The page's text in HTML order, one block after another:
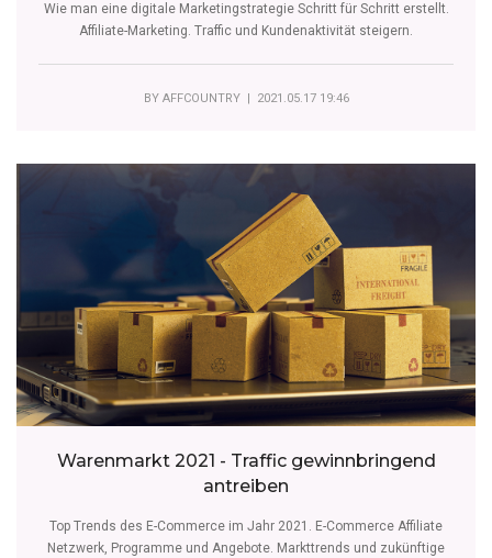
Wie man eine digitale Marketingstrategie Schritt für Schritt erstellt.
Affiliate-Marketing. Traffic und Kundenaktivität steigern.
BY AFFCOUNTRY| 2021.05.17 19:46
Warenmarkt 2021 - Traffic gewinnbringend
antreiben
Top Trends des E-Commerce im Jahr 2021. E-Commerce Affiliate
Netzwerk, Programme und Angebote. Markttrends und zukünftige